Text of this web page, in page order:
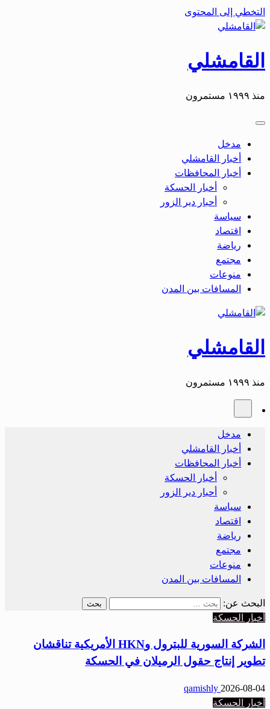
التخطي إلى المحتوى
القامشلي
منذ ١٩٩٩ مستمرون
مدخل
أخبار القامشلي
أخبار المحافظات
أخبار الحسكة
أحبار دير الزور
سياسة
اقتصاد
رياضة
مجتمع
منوعات
المسافات بين المدن
القامشلي
منذ ١٩٩٩ مستمرون
مدخل
أخبار القامشلي
أخبار المحافظات
أخبار الحسكة
أحبار دير الزور
سياسة
اقتصاد
رياضة
مجتمع
منوعات
المسافات بين المدن
البحث عن:
أخبار الحسكة
الشركة السورية للبترول وHKN الأمريكية تناقشان
تطوير إنتاج حقول الرميلان في الحسكة
qamishly 2026-08-04
أخبار الحسكة